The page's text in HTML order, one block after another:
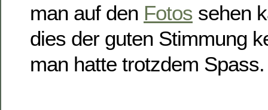
man auf den Fotos sehen
dies der guten Stimmung
man hatte trotzdem